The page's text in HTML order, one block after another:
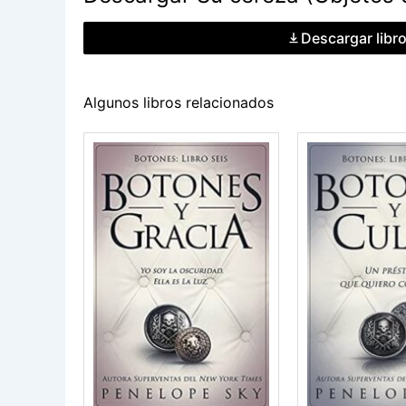
Descargar libro
Algunos libros relacionados